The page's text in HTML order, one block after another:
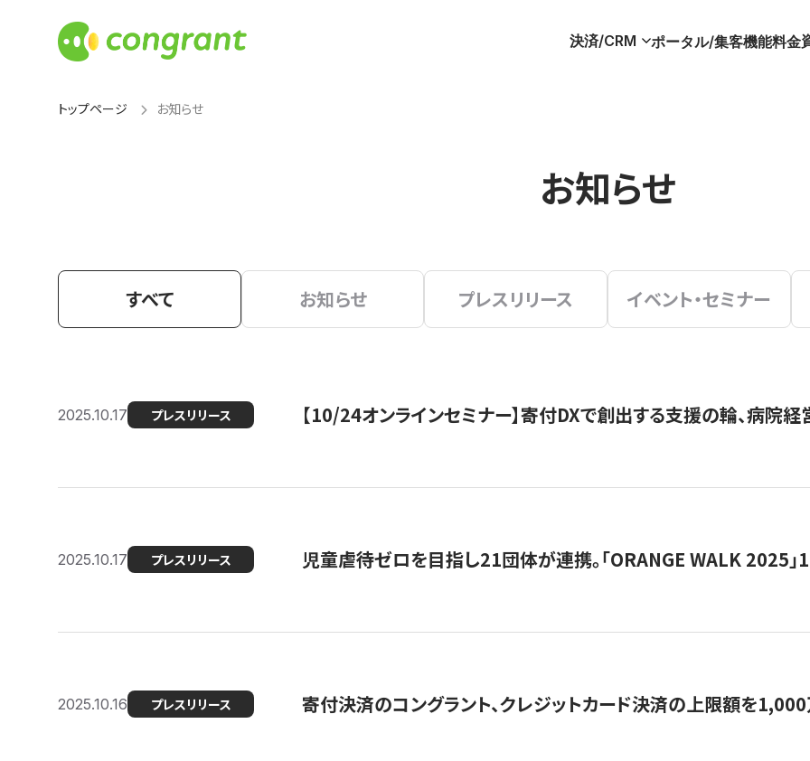
決済/CRM ポータル/集客機能料金
トップページ お知らせ
お知らせ
すべて お知らせ プレスリリース イベント・セミナー
2025.10.17 プレスリリース 【10/24オンラインセミナー】寄付DXで創出する支援の輪、病院
2025.10.17 プレスリリース 児童虐待ゼロを目指し21団体が連携。「ORANGE WALK 2025」
2025.10.16 プレスリリース 寄付決済のコングラント、クレジットカード決済の上限額を